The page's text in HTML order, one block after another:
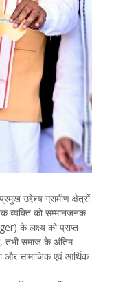
उद्देश्य ग्रामीण क्षेत्रों
व्यक्ति को सम्मानजनक
के लक्ष्य को प्राप्त
तभी समाज के अंतिम
और सामाजिक एवं आर्थिक